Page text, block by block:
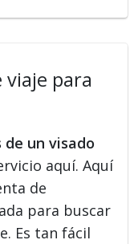
viaje para
un visado
aquí. Aquí
de
para buscar
Es tan fácil